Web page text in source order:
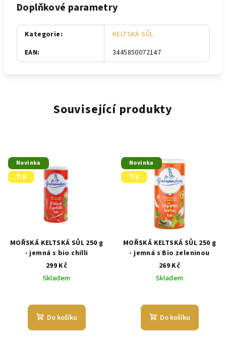
Doplňkové parametry
Kategorie:
KELTSKÁ SŮL
EAN: 3445850072147
Související produkty
Novinka
Tip
MOŘSKÁ KELTSKÁ SŮL 250 g
- jemná s bio chilli
299 Kč
Skladem
Do košíku
Novinka
Tip
MOŘSKÁ KELTSKÁ SŮL 250 g
- jemná s Bio zeleninou
269 Kč
Skladem
Do košíku